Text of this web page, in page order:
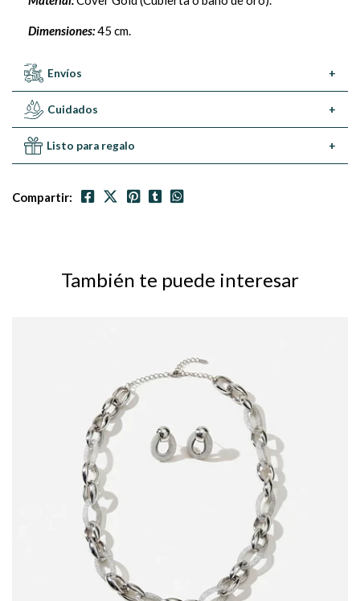
Dimensiones:45 cm.
Envíos +
Cuidados +
Listo para regalo +
Compartir:
También te puede interesar